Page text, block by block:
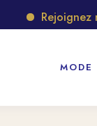
Rejoignez
MODE